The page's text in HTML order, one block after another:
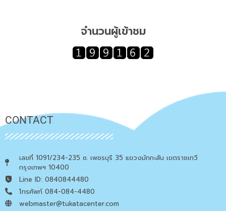
จำนวนผู้เข้าชม
CONTACT
เลขที่ 1091/234-235 ซ. เพชรบุรี 35 แขวงมักกะสัน เขตราชเทวี
กรุงเทพฯ 10400
Line ID: 0840844480
โทรศัพท์ 084-084-4480
webmaster@tukatacenter.com